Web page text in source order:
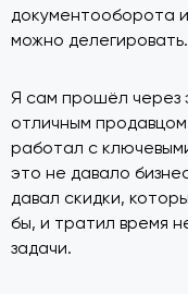
документооборота
можно делегировать.
Я сам прошёл через
отличным
работал с
это не давало
давал скидки,
бы, и тратил время
задачи.